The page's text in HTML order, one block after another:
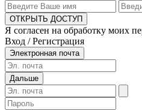
ОТКРЫТЬ ДОСТУП
Я согласен на обработку моих
Вход / Регистрация
Электронная почта
Дальше